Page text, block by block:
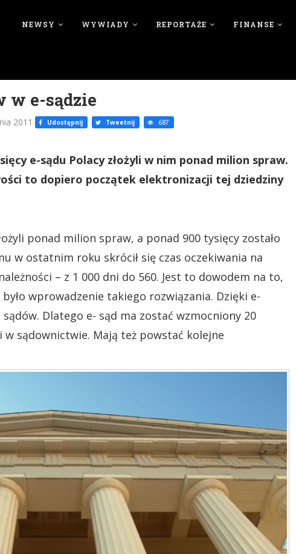
NEWSY WYWIADY REPORTAŻE FINANSE
w e-sądzie
2011 Udostępnij Tweetnij 687
e-sądu Polacy złożyli w nim ponad milion spraw.
to dopiero początek elektronizacji tej dziedziny
ponad milion spraw, a ponad 900 tysięcy zostało
w ostatnim roku skrócił się czas oczekiwania na
– z 1 000 dni do 560. Jest to dowodem na to,
wprowadzenie takiego rozwiązania. Dzięki e-
Dlatego e- sąd ma zostać wzmocniony 20
sądownictwie. Mają też powstać kolejne